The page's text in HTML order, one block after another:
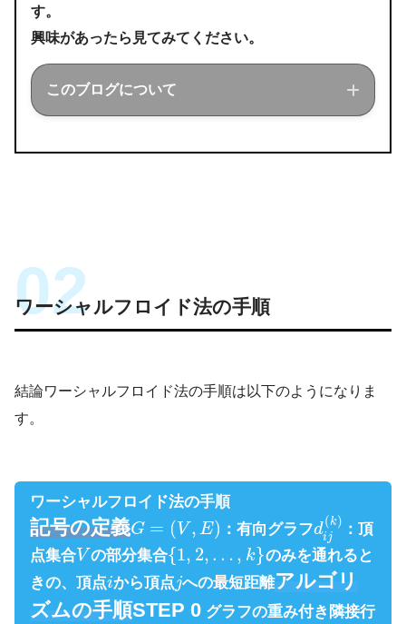
す。
興味があったら見てみてください。
このブログについて
経営工学
（けいえいこうがく、
英: engineering management）は、人・
ワーシャルフロイド法の手順
結論ワーシャルフロイド法の手順は以下のようになりま
す。
ワーシャルフロイド法の手順
記号の定義G = ( V, E) ：有向グラフd
(k)
ij
：頂
点集合V の部分集合{1, 2, … , k}のみを通れると
きの、頂点iから頂点jへの最短距離アルゴリ
ズムの手順STEP 0グラフの重み付き隣接行